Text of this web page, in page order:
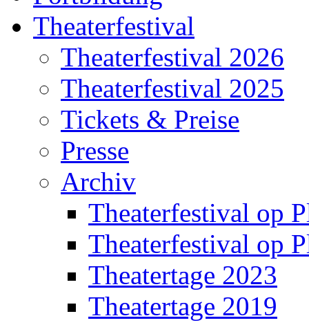
Theaterfestival
Theaterfestival 2026
Theaterfestival 2025
Tickets & Preise
Presse
Archiv
Theaterfestival op
Theaterfestival op
Theatertage 2023
Theatertage 2019